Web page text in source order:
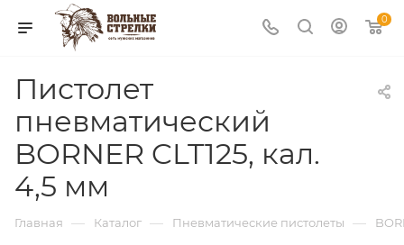
0
Пистолет
пневматический
BORNER CLT125, кал.
4,5 мм
Главная — Каталог — Пневматические пистолеты —